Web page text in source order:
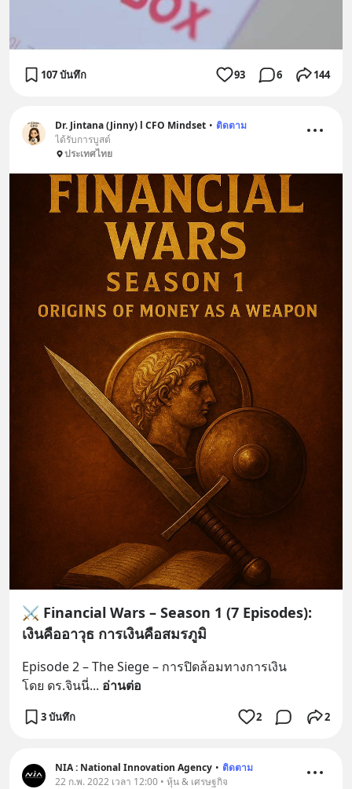
107 บันทึก 93 6 144
Dr. Jintana (Jinny) l CFO Mindset • ติดตาม
ได้รับการบูสต์
ประเทศไทย
⚔️ Financial Wars – Season 1 (7 Episodes):
เงินคืออาวุธ การเงินคือสมรภูมิ
Episode 2 – The Siege – การปิดล้อมทางการเงิน
โดย ดร.จินนี่... อ่านต่อ
3 บันทึก 2 2
NIA : National Innovation Agency • ติดตาม
22 ก.พ. 2022 เวลา 12:00 • หุ้น & เศรษฐกิจ